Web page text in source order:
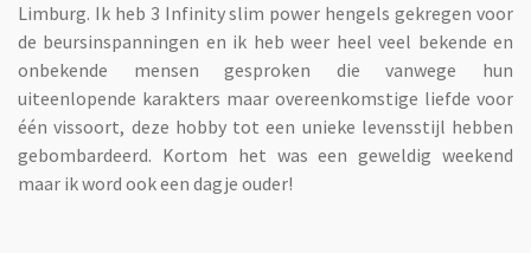
Limburg. Ik heb 3 Infinity slim power hengels gekregen voor
de beursinspanningen en ik heb weer heel veel bekende en
onbekende mensen gesproken die vanwege hun
uiteenlopende karakters maar overeenkomstige liefde voor
één vissoort, deze hobby tot een unieke levensstijl hebben
gebombardeerd. Kortom het was een geweldig weekend
maar ik word ook een dagje ouder!